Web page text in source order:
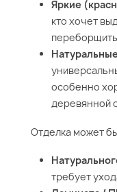
Яркие
кто хочет
особенно
деревянной
Отделка может
требует